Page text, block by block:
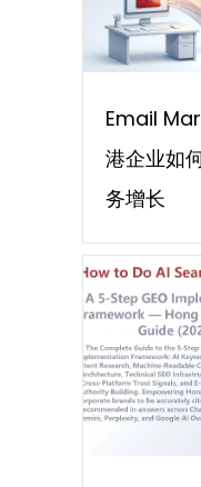
Email
港企业如
务增长